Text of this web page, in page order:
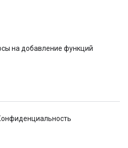
на добавление функций